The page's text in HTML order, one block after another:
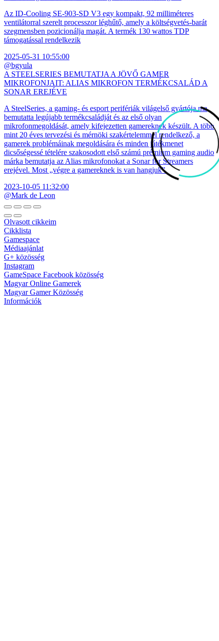
Az ID-Cooling SE-903-SD V3 egy kompakt, 92 milliméteres
ventilátorral szerelt processzor léghűtő, amely a költségvetés-barát
szegmensben pozicionálja magát. A termék 130 wattos TDP
támogatással rendelkezik
2025-05-31 10:55:00
@bgyula
A STEELSERIES BEMUTATJA A JÖVŐ GAMER
MIKROFONJAIT: ALIAS MIKROFON TERMÉKCSALÁD A
SONAR EREJÉVE
A SteelSeries, a gaming- és esport perifériák világelső gyártója ma
bemutatta legújabb termékcsaládját és az első olyan
mikrofonmegoldását, amely kifejezetten gamereknek készült. A több
mint 20 éves tervezési és mérnöki szakértelemmel rendelkező, a
gamerek problémáinak megoldására és minden játékmenet
dicsőségessé tételére szakosodott első számú prémium gaming audio
márka bemutatja az Alias mikrofonokat a Sonar for Streamers
erejével. Most „végre a gamereknek is van hangjuk”.
2023-10-05 11:32:00
@Mark de Leon
Olvasott cikkeim
Cikklista
Gamespace
Médiaajánlat
G+ közösség
Instagram
GameSpace Facebook közösség
Magyar Online Gamerek
Magyar Gamer Közösség
Információk